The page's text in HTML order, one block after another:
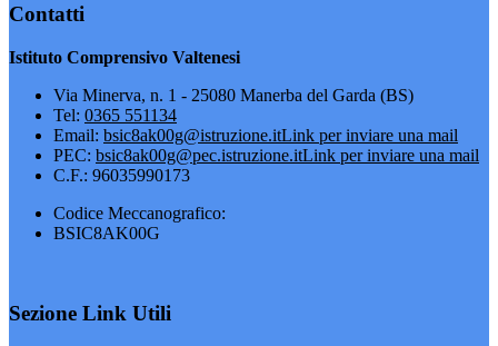
Contatti
Istituto Comprensivo Valtenesi
Via Minerva, n. 1 - 25080 Manerba del Garda (BS)
Tel: 0365 551134
Email: bsic8ak00g@istruzione.itLink per inviare una mail
PEC: bsic8ak00g@pec.istruzione.itLink per inviare una mail
C.F.: 96035990173
Codice Meccanografico:
BSIC8AK00G
Sezione Link Utili